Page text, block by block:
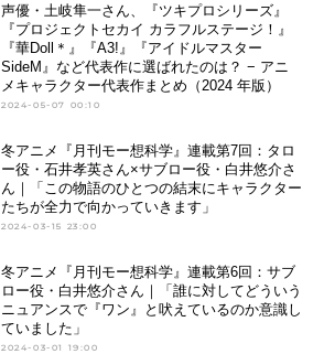
声優・土岐隼一さん、『ツキプロシリーズ』
『プロジェクトセカイ カラフルステージ！』
『華Doll＊』『A3!』『アイドルマスター
SideM』など代表作に選ばれたのは？ − アニ
メキャラクター代表作まとめ（2024 年版）
2024-05-07 00:10
冬アニメ『月刊モー想科学』連載第7回：タロ
ー役・石井孝英さん×サブロー役・白井悠介さ
ん｜「この物語のひとつの結末にキャラクター
たちが全力で向かっていきます」
2024-03-15 23:00
冬アニメ『月刊モー想科学』連載第6回：サブ
ロー役・白井悠介さん｜「誰に対してどういう
ニュアンスで『ワン』と吠えているのか意識し
ていました」
2024-03-01 19:00